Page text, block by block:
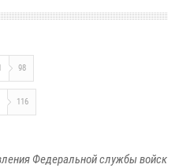
98
116
Федеральной службы войск